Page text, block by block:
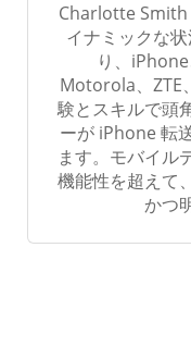
Charlotte Smith
イナミックな
り、
Motorola、ZTE
験とスキルで頭
ーが iPhone 転
ます。モバイル
機能性を超えて
かつ